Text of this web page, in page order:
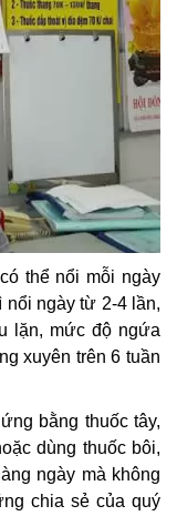
thể nổi mỗi ngày
nổi ngày từ 2-4 lần,
lặn, mức độ ngứa
xuyên trên 6 tuần
bằng thuốc tây,
dùng thuốc bôi,
ngày mà không
chia sẻ của quý